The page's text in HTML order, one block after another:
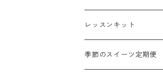
ボタニカルチーズケーキ
パウンドケーキ
レッスンキット
季節のスイーツ定期便